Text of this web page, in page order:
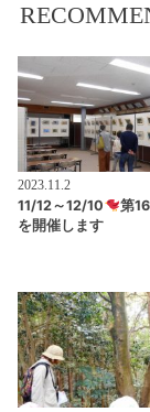
2023.11.2
11/12～12/10
第
を開催します